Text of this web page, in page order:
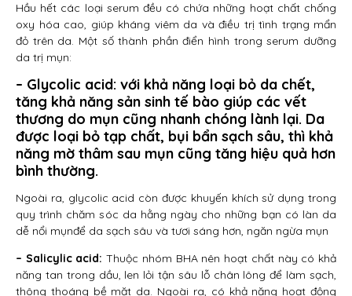
Hầu hết các loại serum đều có chứa những hoạt chất chống
oxy hóa cao, giúp kháng viêm da và điều trị tình trạng mẩn
đỏ trên da. Một số thành phần điển hình trong serum dưỡng
da trị mụn:
– Glycolic acid: với khả năng loại bỏ da chết,
tăng khả năng sản sinh tế bào giúp các vết
thương do mụn cũng nhanh chóng lành lại. Da
được loại bỏ tạp chất, bụi bẩn sạch sâu, thì khả
năng mờ thâm sau mụn cũng tăng hiệu quả hơn
bình thường.
Ngoài ra, glycolic acid còn được khuyến khích sử dụng trong
quy trình chăm sóc da hằng ngày cho những bạn có làn da
dễ nổi mụnđể da sạch sâu và tươi sáng hơn, ngăn ngừa mụn
– Salicylic acid: Thuộc nhóm BHA nên hoạt chất này có khả
năng tan trong dầu, len lỏi tận sâu lỗ chân lông để làm sạch,
thông thoáng bề mặt da. Ngoài ra, có khả năng hoạt động